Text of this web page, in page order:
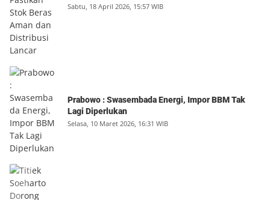
Sabtu, 18 April 2026, 15:57 WIB
Prabowo : Swasembada Energi, Impor BBM Tak
Lagi Diperlukan
Selasa, 10 Maret 2026, 16:31 WIB